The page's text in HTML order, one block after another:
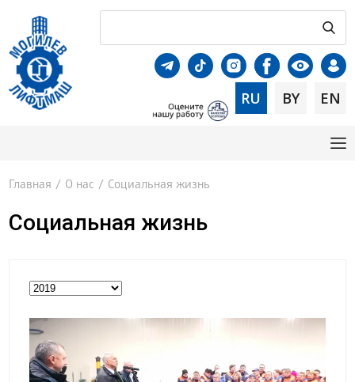
RU BY EN
Главная / О нас / Социальная жизнь
Социальная жизнь